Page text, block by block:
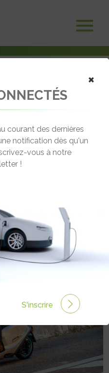
ECCITY125
×
courant des dernières
notification dès qu'un
vous à notre
!
S'inscrire